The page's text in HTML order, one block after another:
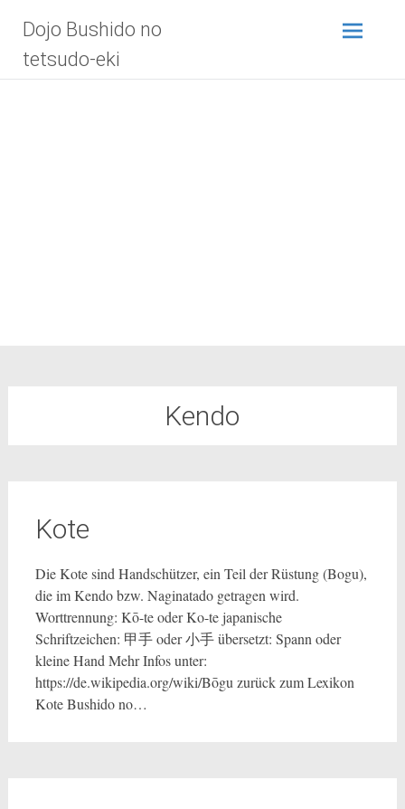
Inhalt
springen
Dojo Bushido no
tetsudo-eki
Kendo
Kote
Die Kote sind Handschützer, ein Teil der Rüstung (Bogu),
die im Kendo bzw. Naginatado getragen wird.
Worttrennung: Kō-te oder Ko-te japanische
Schriftzeichen: 甲手 oder 小手 übersetzt: Spann oder
kleine Hand Mehr Infos unter:
https://de.wikipedia.org/wiki/Bōgu zurück zum Lexikon
Kote Bushido no…